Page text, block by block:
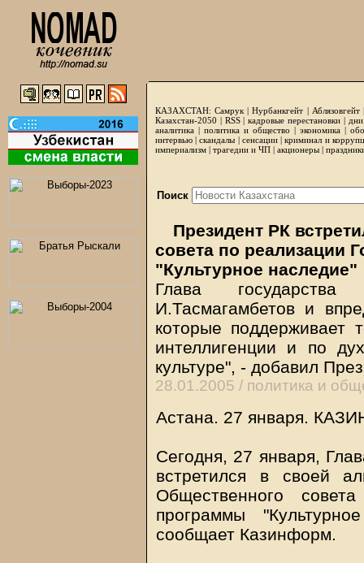
КАЗАХСТАН: Самрук |Нурбанкгейт | Аблязовгейт
Казахстан-2050 | RSS|кадровые перестановки|
аналитика | политика и общество | экономика |
интервью |скандалы | сенсации|криминал и
империализм | трагедии и ЧП | акционеры |
Поиск
Президент РК
совета по реализации
"Культурное наследие"
Глава
И.Тасмагамбетов и
которые поддерживает
интеллигенции и по
культуре", - добавил
28.01.2005 / политика и
Астана. 27 января.
Сегодня, 27 января,
встретился в своей
Общественного
программы
сообщает Казинформ.